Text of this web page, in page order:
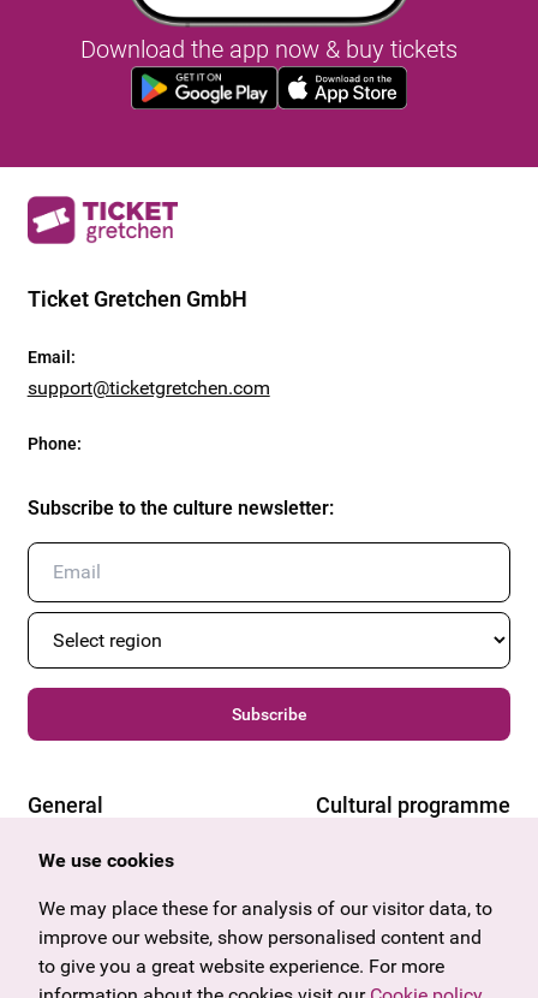
Download the app now & buy tickets
Ticket Gretchen GmbH
Email :
support@ticketgretchen.com
Phone:
Subscribe to the culture newsletter:
Subscribe
General
Offers & News
Gift voucher
Frequently asked questions
Cultural programme
Vorarlberg
Burgenland
Salzburg
We use cookies
We may place these for analysis of our visitor data, to
improve our website, show personalised content and
to give you a great website experience. For more